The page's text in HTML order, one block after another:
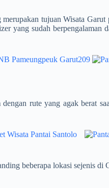
tujuan Wisata
sudah berpengalaman
rute yang agak berat
beberapa lokasi sejenis